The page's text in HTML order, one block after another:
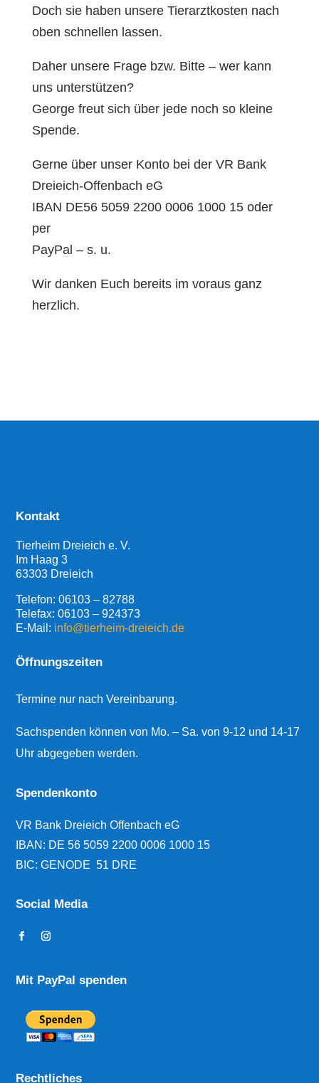
Doch sie haben unsere Tierarztkosten nach
oben schnellen lassen.
Daher unsere Frage bzw. Bitte – wer kann
uns unterstützen?
George freut sich über jede noch so kleine
Spende.
Gerne über unser Konto bei der VR Bank
Dreieich-Offenbach eG
IBAN DE56 5059 2200 0006 1000 15 oder
per
PayPal – s. u.
Wir danken Euch bereits im voraus ganz
herzlich.
Kontakt
Tierheim Dreieich e. V.
Im Haag 3
63303 Dreieich
Telefon:06103 – 82788
Telefax: 06103 – 924373
E-Mail: info@tierheim-dreieich.de
Öffnungszeiten
Termine nur nach Vereinbarung.
Sachspenden können von Mo. – Sa. von 9-12 und 14-17
Uhr abgegeben werden.
Spendenkonto
VR Bank Dreieich Offenbach eG
IBAN: DE 56 5059 2200 0006 1000 15
BIC: GENODE 51 DRE
Social Media
Mit PayPal spenden
Rechtliches